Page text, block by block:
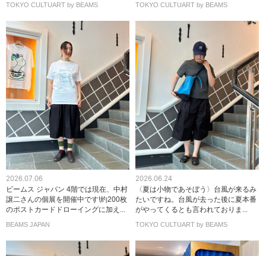
TOKYO CULTUART by BEAMS TOKYO CULTUART by BEAMS
2026.07.06
ビームス ジャパン 4階では現在、中村
譲二さんの個展を開催中です!約200枚
のポストカードドローイングに加え...
BEAMS JAPAN
2026.06.24
〈夏は小物であそぼう〉台風が来るみ
たいですね。台風が去った後に夏本番
がやってくるとも言われておりま...
TOKYO CULTUART by BEAMS